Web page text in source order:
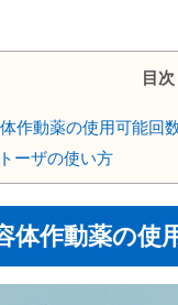
目次
作動薬の使用可能回
ーザの使い方
体作動薬の使